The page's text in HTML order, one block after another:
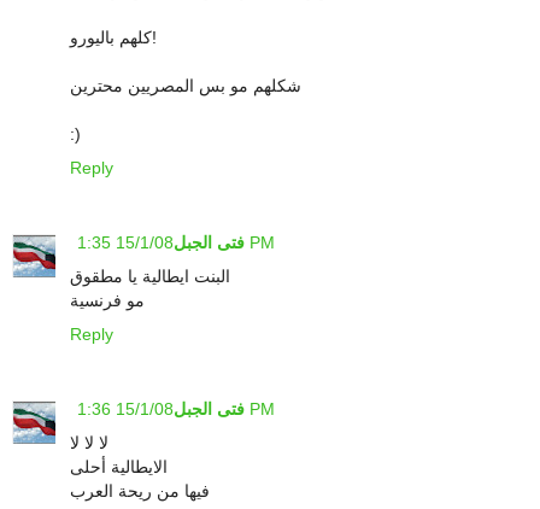
كلهم باليورو!
شكلهم مو بس المصريين محترين
:)
Reply
فتى الجبل 15/1/08 1:35 PM
البنت ايطالية يا مطقوق
مو فرنسية
Reply
فتى الجبل 15/1/08 1:36 PM
لا لا لا
الايطالية أحلى
فيها من ريحة العرب